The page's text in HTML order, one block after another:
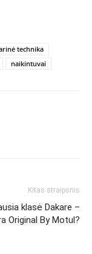
technika
naikintuvai
Kitas straipsnis
klasė Dakare –
Original By Motul?